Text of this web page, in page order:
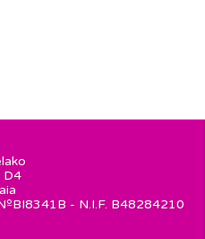
D4
- N.I.F. B48284210